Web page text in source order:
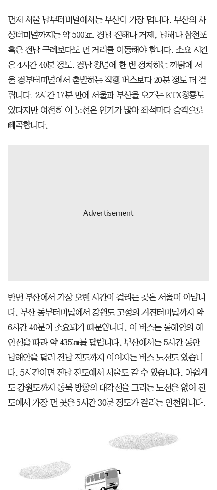
먼저 서울 남부터미널에서는 부산이 가장 멉니다. 부산의 사
상터미널까지는 약 500㎞. 경남 진해나 거제, 남해나 삼천포
혹은 전남 구례보다도 먼 거리를 이동해야 합니다. 소요 시간
은 4시간 40분 정도. 경남 창녕에 한 번 정차하는 까닭에 서
울 경부터미널에서 출발하는 직행 버스보다 20분 정도 더 걸
립니다. 2시간 17분 만에 서울과 부산을 오가는 KTX청룡도
있다지만 여전히 이 노선은 인기가 많아 좌석마다 승객으로
빼곡합니다.
반면 부산에서 가장 오랜 시간이 걸리는 곳은 서울이 아닙니
다. 부산 동부터미널에서 강원도 고성의 거진터미널까지 약
6시간 40분이 소요되기 때문입니다. 이 버스는 동해안의 해
안선을 따라 약 435㎞를 달립니다. 부산에서는 5시간 동안
남해안을 달려 전남 진도까지 이어지는 버스 노선도 있습니
다. 5시간이면 전남 진도에서 서울도 갈 수 있습니다. 아쉽게
도 강원도까지 동북 방향의 대각선을 그리는 노선은 없어 진
도에서 가장 먼 곳은 5시간 30분 정도가 걸리는 인천입니다.